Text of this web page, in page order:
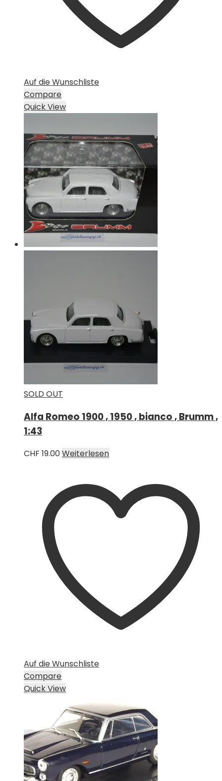
Auf die Wunschliste
Compare
Quick View
SOLD OUT
Alfa Romeo 1900 , 1950 , bianco , Brumm ,
1:43
CHF 19.00Weiterlesen
Auf die Wunschliste
Compare
Quick View